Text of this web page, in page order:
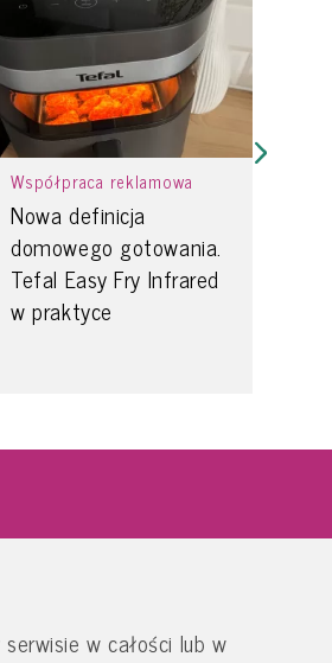
Współpraca reklamowa
Nowa definicja
domowego gotowania.
Tefal Easy Fry Infrared
w praktyce
w całości lub w